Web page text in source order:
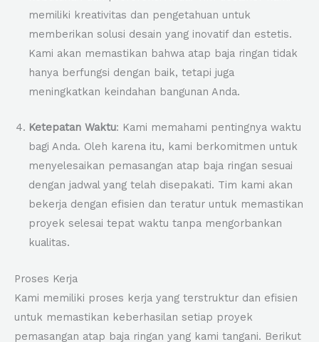
memiliki kreativitas dan pengetahuan untuk
memberikan solusi desain yang inovatif dan estetis.
Kami akan memastikan bahwa atap baja ringan tidak
hanya berfungsi dengan baik, tetapi juga
meningkatkan keindahan bangunan Anda.
Ketepatan Waktu: Kami memahami pentingnya waktu
bagi Anda. Oleh karena itu, kami berkomitmen untuk
menyelesaikan pemasangan atap baja ringan sesuai
dengan jadwal yang telah disepakati. Tim kami akan
bekerja dengan efisien dan teratur untuk memastikan
proyek selesai tepat waktu tanpa mengorbankan
kualitas.
Proses Kerja
Kami memiliki proses kerja yang terstruktur dan efisien
untuk memastikan keberhasilan setiap proyek
pemasangan atap baja ringan yang kami tangani. Berikut